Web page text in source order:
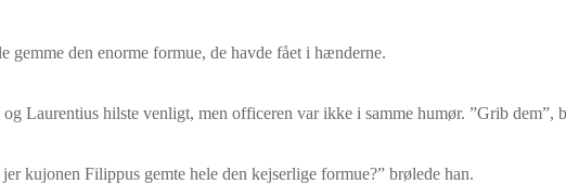
den enorme formue, de havde fået i hænderne.
Laurentius hilste venligt, men officeren var ikke i samme humør. ”Grib dem”,
kujonen Filippus gemte hele den kejserlige formue?” brølede han.